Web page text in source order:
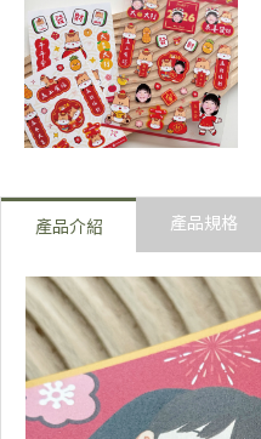
奶油體
陳森田體
甜妞體
方圓體
娃娃體
產品介紹 產品規格